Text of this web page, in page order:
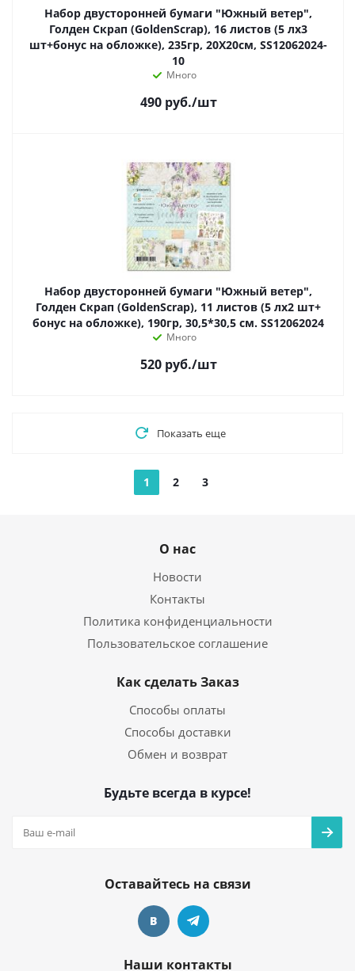
Набор двусторонней бумаги "Южный ветер",
Голден Скрап (GoldenScrap), 16 листов (5 лх3
шт+бонус на обложке), 235гр, 20Х20см, SS12062024-
10
Много
490руб./шт
Набор двусторонней бумаги "Южный ветер",
Голден Скрап (GoldenScrap), 11 листов (5 лх2 шт+
бонус на обложке), 190гр, 30,5*30,5 см. SS12062024
Много
520руб./шт
Показать еще
1 2 3
О нас
Новости
Контакты
Политика конфиденциальности
Пользовательское соглашение
Как сделать Заказ
Способы оплаты
Способы доставки
Обмен и возврат
Будьте всегда в курсе!
Оставайтесь на связи
Наши контакты